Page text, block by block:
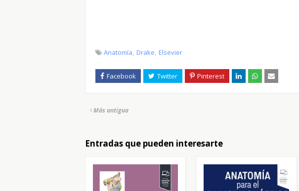
Anatomía Drake Elsevier
Más antigua
Entradas que pueden interesarte